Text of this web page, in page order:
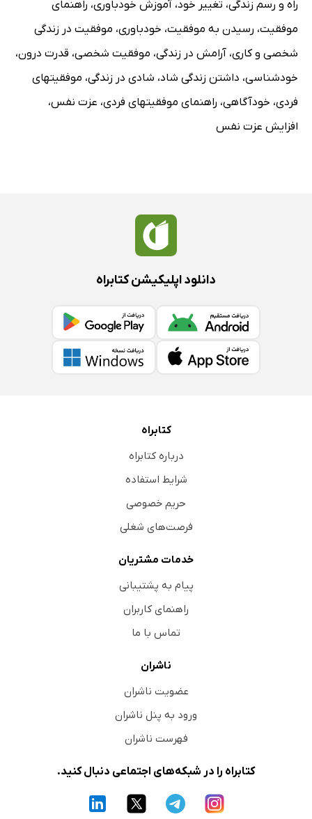
راه و رسم زندگی، تغییر خود، آموزش خودباوری، راهنمای
موفقیت، رسیدن به موفقیت، خودباوری، موفقیت در زندگی
شخصی و کاری، آرامش در زندگی، موفقیت شخصی، قدرت درون،
خودشناسی، داشتن زندگی شاد، شادی در زندگی، موفقیتهای
فردی، خودآگاهی، راهنمای موفقیتهای فردی، عزت نفس،
افزایش عزت نفس
دانلود اپلیکیشن کتابراه
کتابراه
درباره کتابراه
شرایط استفاده
حریم خصوصی
فرصت‌های شغلی
خدمات مشتریان
پیام به پشتیبانی
راهنمای کاربران
تماس با ما
ناشران
عضویت ناشران
ورود به پنل ناشران
فهرست ناشران
کتابراه را در شبکه‌های اجتماعی دنبال کنید.